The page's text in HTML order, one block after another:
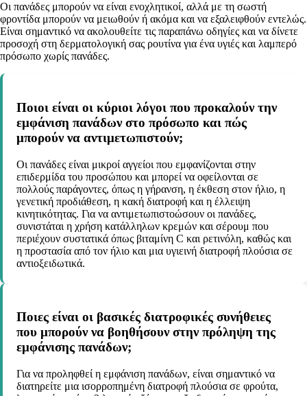
Οι πανάδες μπορούν να είναι ενοχλητικοί, αλλά με τη σωστή
φροντίδα μπορούν να μειωθούν ή ακόμα και να εξαλειφθούν εντελώς.
Είναι σημαντικό να ακολουθείτε τις παραπάνω οδηγίες και να δίνετε
προσοχή στη δερματολογική σας ρουτίνα για ένα υγιές και λαμπερό
πρόσωπο χωρίς πανάδες.
Ποιοι είναι οι κύριοι λόγοι που προκαλούν την
εμφάνιση πανάδων στο πρόσωπο και πώς
μπορούν να αντιμετωπιστούν;
Οι πανάδες είναι μικροί αγγείοι που εμφανίζονται στην
επιδερμίδα του προσώπου και μπορεί να οφείλονται σε
πολλούς παράγοντες, όπως η γήρανση, η έκθεση στον ήλιο, η
γενετική προδιάθεση, η κακή διατροφή και η έλλειψη
κινητικότητας. Για να αντιμετωπιστοώσουν οι πανάδες,
συνιστάται η χρήση κατάλληλων κρεμών και σέρουμ που
περιέχουν συστατικά όπως βιταμίνη C και ρετινόλη, καθώς και
η προστασία από τον ήλιο και μια υγιεινή διατροφή πλούσια σε
αντιοξειδωτικά.
Ποιες είναι οι βασικές διατροφικές συνήθειες
που μπορούν να βοηθήσουν στην πρόληψη της
εμφάνισης πανάδων;
Για να προληφθεί η εμφάνιση πανάδων, είναι σημαντικό να
διατηρείτε μια ισορροπημένη διατροφή πλούσια σε φρούτα,